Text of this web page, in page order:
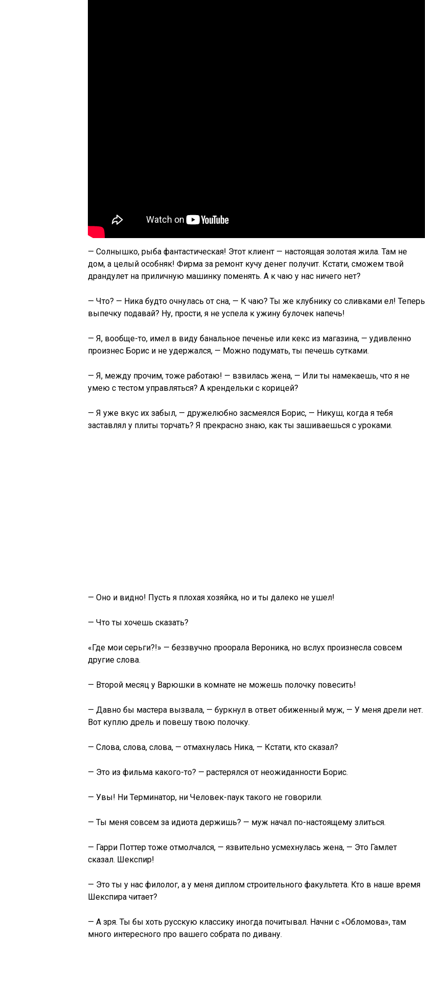
— Солнышко, рыба фантастическая! Этот клиент — настоящая золотая жила. Там не
дом, а целый особняк! Фирма за ремонт кучу денег получит. Кстати, сможем твой
драндулет на приличную машинку поменять. А к чаю у нас ничего нет?
— Что? — Ника будто очнулась от сна, — К чаю? Ты же клубнику со сливками ел! Теперь
выпечку подавай? Ну, прости, я не успела к ужину булочек напечь!
— Я, вообще-то, имел в виду банальное печенье или кекс из магазина, — удивленно
произнес Борис и не удержался, — Можно подумать, ты печешь сутками.
— Я, между прочим, тоже работаю! — взвилась жена, — Или ты намекаешь, что я не
умею с тестом управляться? А крендельки с корицей?
— Я уже вкус их забыл, — дружелюбно засмеялся Борис, — Никуш, когда я тебя
заставлял у плиты торчать? Я прекрасно знаю, как ты зашиваешься с уроками.
— Оно и видно! Пусть я плохая хозяйка, но и ты далеко не ушел!
— Что ты хочешь сказать?
«Где мои серьги?!» — беззвучно проорала Вероника, но вслух произнесла совсем
другие слова.
— Второй месяц у Варюшки в комнате не можешь полочку повесить!
— Давно бы мастера вызвала, — буркнул в ответ обиженный муж, — У меня дрели нет.
Вот куплю дрель и повешу твою полочку.
— Слова, слова, слова, — отмахнулась Ника, — Кстати, кто сказал?
— Это из фильма какого-то? — растерялся от неожиданности Борис.
— Увы! Ни Терминатор, ни Человек-паук такого не говорили.
— Ты меня совсем за идиота держишь? — муж начал по-настоящему злиться.
— Гарри Поттер тоже отмолчался, — язвительно усмехнулась жена, — Это Гамлет
сказал. Шекспир!
— Это ты у нас филолог, а у меня диплом строительного факультета. Кто в наше время
Шекспира читает?
— А зря. Ты бы хоть русскую классику иногда почитывал. Начни с «Обломова», там
много интересного про вашего собрата по дивану.